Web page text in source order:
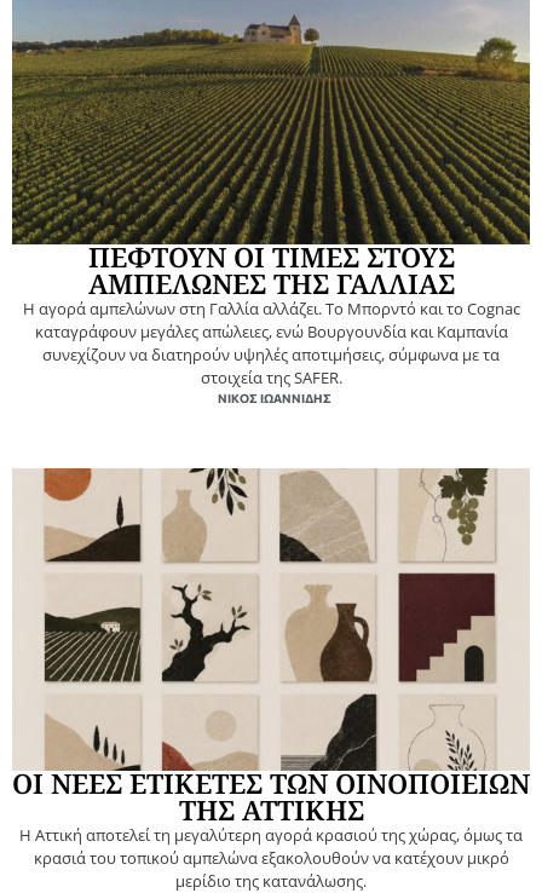
ΠΕΦΤΟΥΝ ΟΙ ΤΙΜΕΣ ΣΤΟΥΣ
ΑΜΠΕΛΩΝΕΣ ΤΗΣ ΓΑΛΛΙΑΣ
Η αγορά αμπελώνων στη Γαλλία αλλάζει. Το Μπορντό και το Cognac
καταγράφουν μεγάλες απώλειες, ενώ Βουργουνδία και Καμπανία
συνεχίζουν να διατηρούν υψηλές αποτιμήσεις, σύμφωνα με τα
στοιχεία της SAFER.
ΝΊΚΟΣ ΙΩΑΝΝΊΔΗΣ
ΟΙ ΝΕΕΣ ΕΤΙΚΕΤΕΣ ΤΩΝ ΟΙΝΟΠΟΙΕΙΩΝ
ΤΗΣ ΑΤΤΙΚΗΣ
Η Αττική αποτελεί τη μεγαλύτερη αγορά κρασιού της χώρας, όμως τα
κρασιά του τοπικού αμπελώνα εξακολουθούν να κατέχουν μικρό
μερίδιο της κατανάλωσης.